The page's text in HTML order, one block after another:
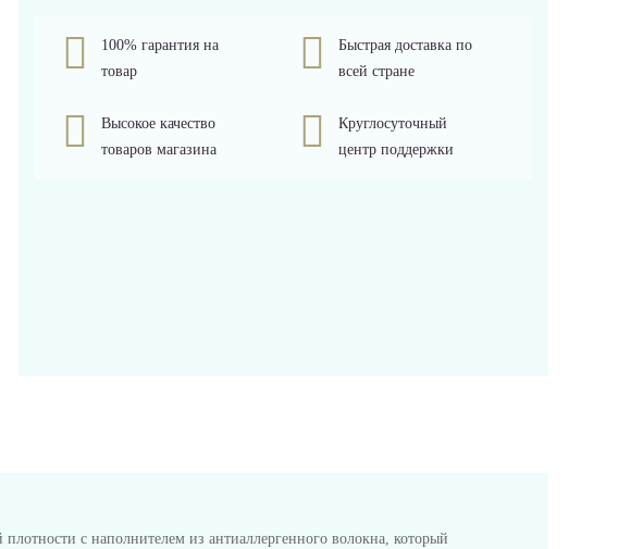
100% гарантия на
товар
Быстрая доставка по
всей стране
Высокое качество
товаров магазина
Круглосуточный
центр поддержки
с наполнителем из антиаллергенного волокна, который